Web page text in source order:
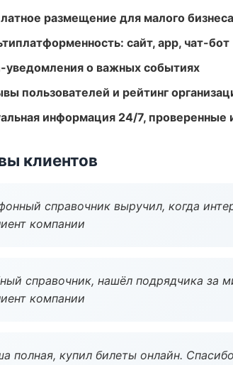
размещение для малого
сайт, app, чат-бот
уведомления о важных событиях
пользователей и рейтинг
информация 24/7, проверенные
клиентов
справочник выручил, когда
компании
справочник, нашёл подрядчика за
компании
полная, купил билеты онлайн.